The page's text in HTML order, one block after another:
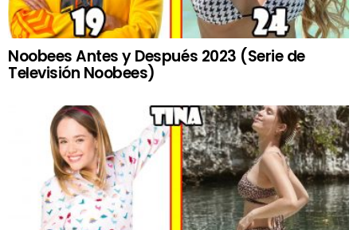
Noobees Antes y Después 2023 (Serie de
Televisión Noobees)